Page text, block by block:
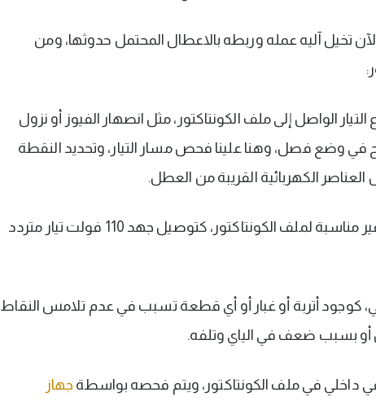
الآن تخيل آليه عمله وربطه بالاعطال المحتمل حدوثها، ومن
الواصل إلى ملف الكونتاكتور، مثل انصهار الفيوز أو نزول
في وضع فصل، وهنا علينا فحص مسار التيار، وتحديد النقطة
الكهربائية القريبة من العطل.
قيمة جهد التغذية غير مناسبة لملف الكونتاكتور، كتوصيل جهد 110 فولت تيار متردد
كوجود أتربة أو غبار أو أي قطعة تسبب في عدم تلامس النقاط
أو بسبب ضعف في الياي وتلفه.
داخلي في ملف الكونتاكتور، ويتم فحصه بواسطة جهاز